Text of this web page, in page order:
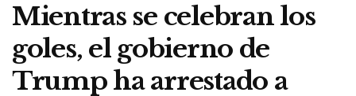
Mientras se celebran los
goles, el gobierno de
Trump ha arrestado a